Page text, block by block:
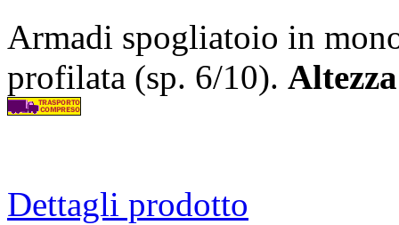
Armadi spogliatoio in
profilata (sp. 6/10).
Dettagli prodotto